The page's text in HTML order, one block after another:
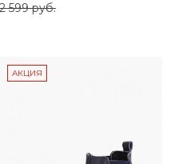
2 599 руб.
АКЦИЯ